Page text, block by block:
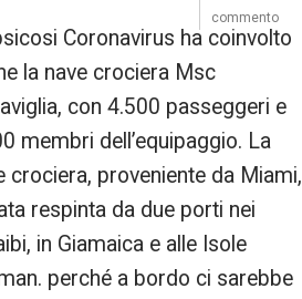
Coronavirus ha coinvolto
la nave crociera Msc
con 4.500 passeggeri e
membri dell’equipaggio. La
crociera, proveniente da Miami,
respinta da due porti nei
in Giamaica e alle Isole
perché a bordo ci sarebbe
commento